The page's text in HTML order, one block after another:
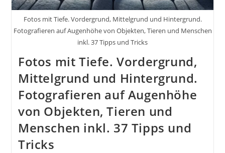
Fotos mit Tiefe. Vordergrund, Mittelgrund und Hintergrund.
Fotografieren auf Augenhöhe von Objekten, Tieren und Menschen
inkl. 37 Tipps und Tricks
Fotos mit Tiefe. Vordergrund,
Mittelgrund und Hintergrund.
Fotografieren auf Augenhöhe
von Objekten, Tieren und
Menschen inkl. 37 Tipps und
Tricks